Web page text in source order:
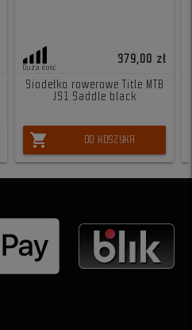
Duża ilość
379,00 zł
Siodełko rowerowe Title MTB
JS1 Saddle black
shopping_cart DO KOSZYKA